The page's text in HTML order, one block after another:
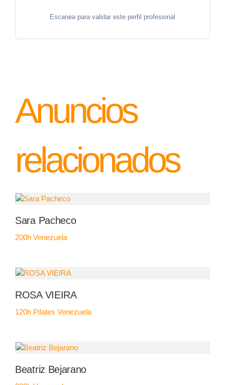
Escanea para validar este perfil profesional
Anuncios
relacionados
Sara Pacheco
200h Venezuela
ROSA VIEIRA
120h Pilates Venezuela
Beatriz Bejarano